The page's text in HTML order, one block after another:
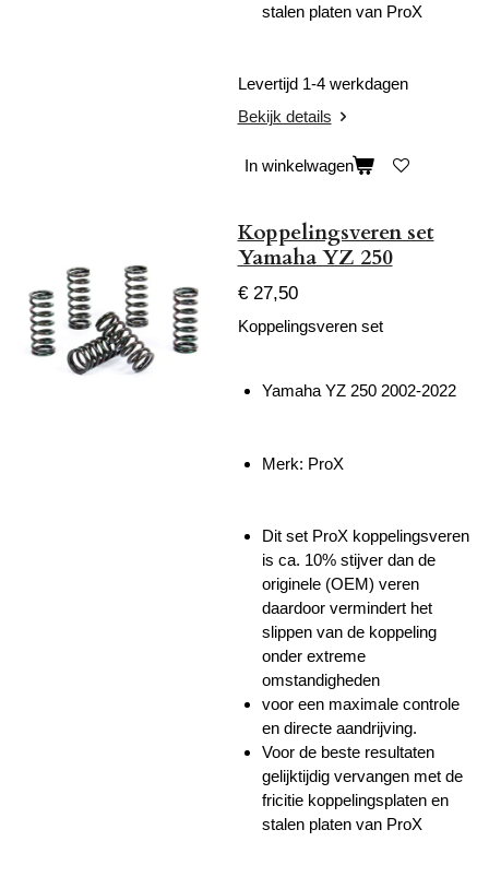
stalen platen van ProX
Levertijd 1-4 werkdagen
Bekijk details
In winkelwagen
Koppelingsveren set
Yamaha YZ 250
€ 27,50
Koppelingsveren set
Yamaha YZ 250 2002-2022
Merk: ProX
Dit set ProX koppelingsveren
is ca. 10% stijver dan de
originele (OEM) veren
daardoor vermindert het
slippen van de koppeling
onder extreme
omstandigheden
voor een maximale controle
en directe aandrijving.
Voor de beste resultaten
gelijktijdig vervangen met de
fricitie koppelingsplaten en
stalen platen van ProX